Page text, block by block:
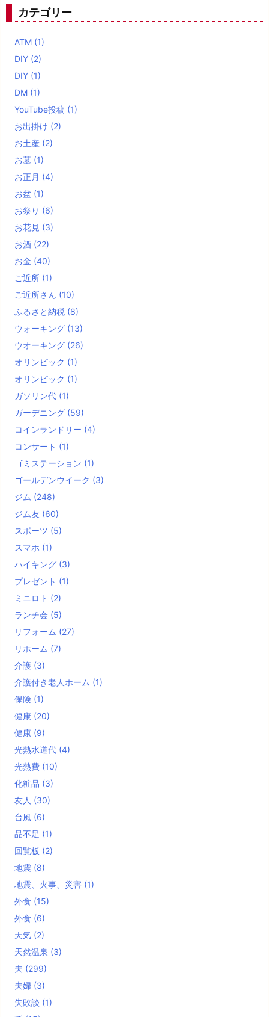
カテゴリー
ATM (1)
DIY (2)
DIY (1)
DM (1)
YouTube投稿 (1)
お出掛け (2)
お土産 (2)
お墓 (1)
お正月 (4)
お盆 (1)
お祭り (6)
お花見 (3)
お酒 (22)
お金 (40)
ご近所 (1)
ご近所さん (10)
ふるさと納税 (8)
ウォーキング (13)
ウオーキング (26)
オリンピック (1)
オリンピック (1)
ガソリン代 (1)
ガーデニング (59)
コインランドリー (4)
コンサート (1)
ゴミステーション (1)
ゴールデンウイーク (3)
ジム (248)
ジム友 (60)
スポーツ (5)
スマホ (1)
ハイキング (3)
プレゼント (1)
ミニロト (2)
ランチ会 (5)
リフォーム (27)
リホーム (7)
介護 (3)
介護付き老人ホーム (1)
保険 (1)
健康 (20)
健康 (9)
光熱水道代 (4)
光熱費 (10)
化粧品 (3)
友人 (30)
台風 (6)
品不足 (1)
回覧板 (2)
地震 (8)
地震、火事、災害 (1)
外食 (15)
外食 (6)
天気 (2)
天然温泉 (3)
夫 (299)
夫婦 (3)
失敗談 (1)